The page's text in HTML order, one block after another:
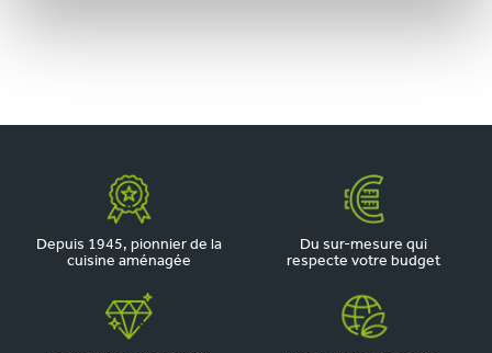
Depuis 1945, pionnier de la
cuisine aménagée
Du sur-mesure qui
respecte votre budget